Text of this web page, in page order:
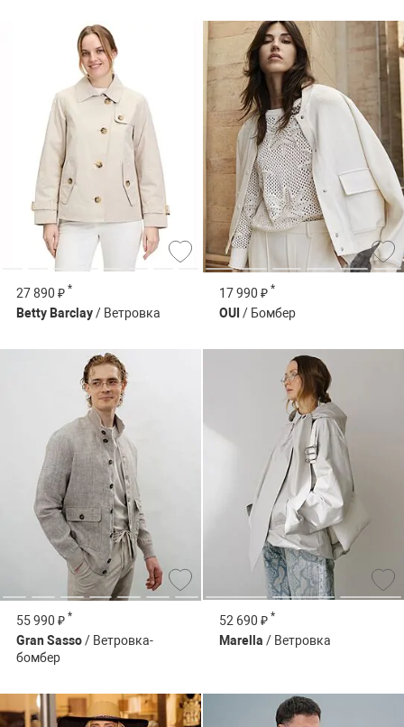
27 890 ₽ *
Betty Barclay/ Ветровка
17 990 ₽ *
OUI / Бомбер
55 990 ₽ *
Gran Sasso/ Ветровка-
бомбер
52 690 ₽ *
Marella / Ветровка